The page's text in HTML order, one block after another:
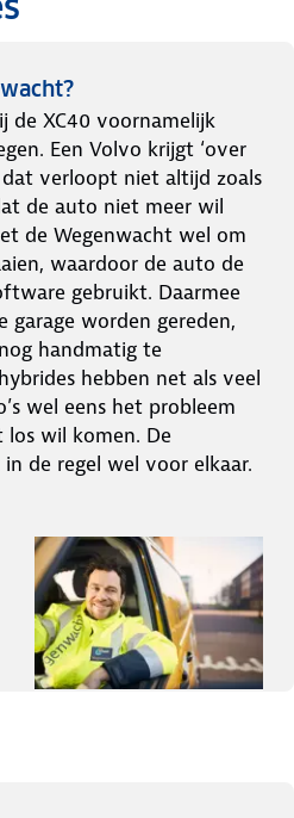
de XC40 voornamelijk
Een Volvo krijgt ‘over
verloopt niet altijd zoals
de auto niet meer wil
de Wegenwacht wel om
waardoor de auto de
gebruikt. Daarmee
garage worden gereden,
handmatig te
hebben net als veel
wel eens het probleem
los wil komen. De
de regel wel voor elkaar.